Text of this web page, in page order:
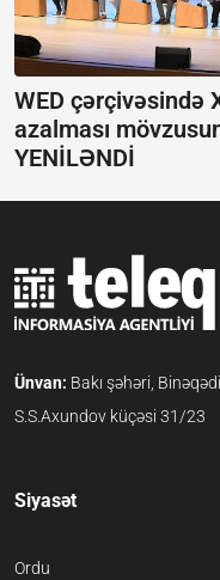
WED çərçivəsində
azalması
YENİLƏNDİ
Ünvan: Bakı şəhəri,
S.S.Axundov küçəsi 31/23
Siyasət
Ordu